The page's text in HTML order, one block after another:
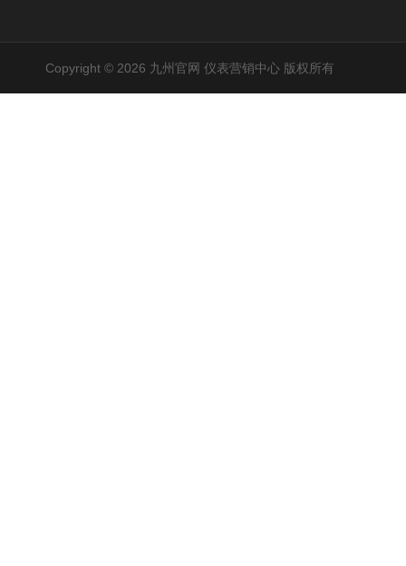
Copyright © 2026 九州官网 仪表营销中心 版权所有